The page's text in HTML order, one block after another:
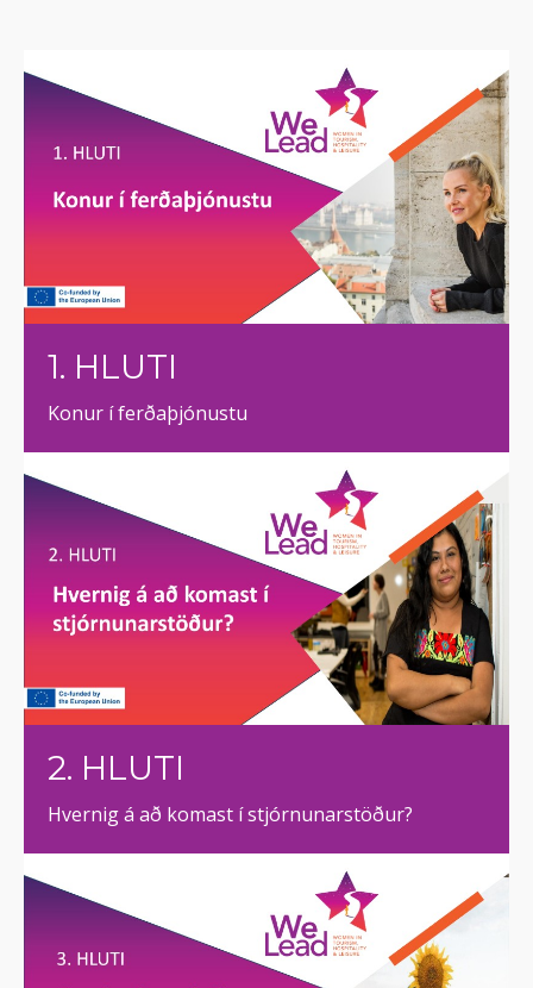
1. HLUTI
Konur í ferðaþjónustu
2. HLUTI
Hvernig á að komast í stjórnunarstöður?